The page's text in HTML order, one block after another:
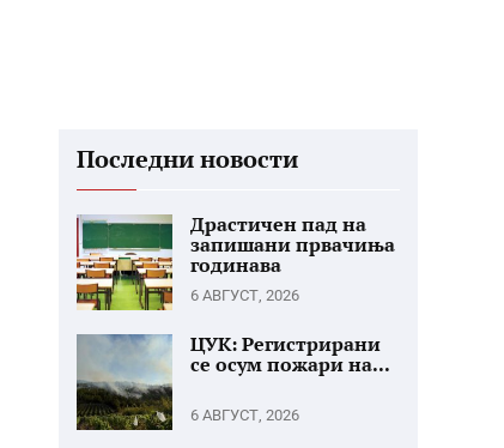
Последни новости
Драстичен пад на
запишани првачиња
годинава
6 АВГУСТ, 2026
ЦУК: Регистрирани
се осум пожари на...
6 АВГУСТ, 2026